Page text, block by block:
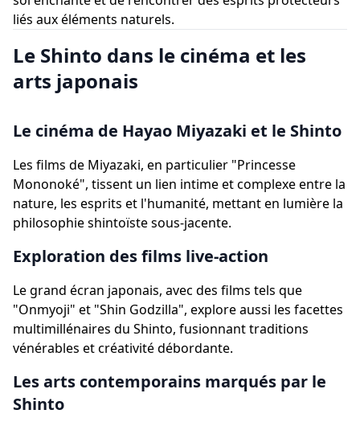
liés aux éléments naturels.
Le Shinto dans le cinéma et les
arts japonais
Le cinéma de Hayao Miyazaki et le Shinto
Les films de Miyazaki, en particulier "Princesse
Mononoké", tissent un lien intime et complexe entre la
nature, les esprits et l'humanité, mettant en lumière la
philosophie shintoïste sous-jacente.
Exploration des films live-action
Le grand écran japonais, avec des films tels que
"Onmyoji" et "Shin Godzilla", explore aussi les facettes
multimillénaires du Shinto, fusionnant traditions
vénérables et créativité débordante.
Les arts contemporains marqués par le
Shinto